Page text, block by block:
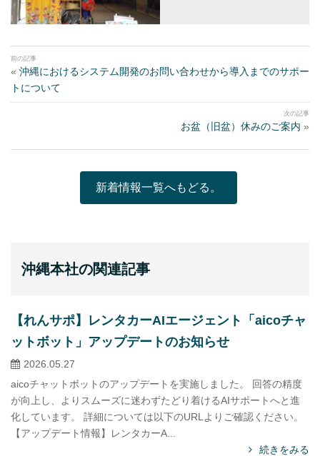
« 沖縄におけるシステム開発のお問い合わせから導入までのサポー
トについて
お盆（旧盆）休みのご案内 »
新着情報一覧へもどる。
沖縄本社の関連記事
【れんサポ】レンタカーAIエージェント「aicoチャ
ットボット」アップデートのお知らせ
2026.05.27
aicoチャットボットのアップデートを実施しました。 回答の精度
が向上し、よりスムーズに迷わずたどり着けるAIサポートへと進
化しています。 詳細については以下のURLよりご確認ください。
【アップデート情報】レンタカーA...
続きをみる